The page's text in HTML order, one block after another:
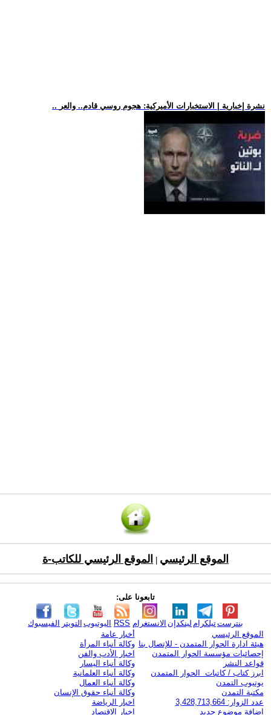
.. نشرة إخبارية | الاستخبارات الأميركية: هجوم روسي قادم.. والعر
الموقع الرئيسي الموقع الرئيسي للكاتب-ة
تابعونا على:
الفيسبوك التويتر اليوتيوب RSS الانستغرام لينكدإن تيلكرامبنترست
الموقع الرئيسي
هيئة ادارة الحوار المتمدن - للإتصال بنا
إحصائيات مؤسسة الحوار المتمدن
قواعد النشر
ابرز كتاب / كاتبات الحوار المتمدن
يوتيوب التمدن
مكتبة التمدن
عدد الزوار: 3,428,713,664
اضافة موضوع جديد
أخبار عامة
وكالة أنباء المرأة
اخبار الأدب والفن
وكالة أنباء اليسار
وكالة أنباء العلمانية
وكالة أنباء العمال
وكالة أنباء حقوق الإنسان
اخبار الرياضة
اخبار الاقتصاد